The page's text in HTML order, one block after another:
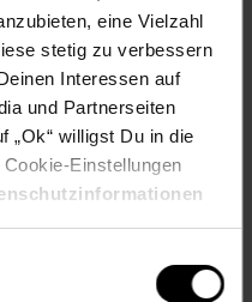
eine Vielzahl
stetig zu verbessern
Interessen auf
und Partnerseiten
„Ok“ willigst Du in die
Einstellungen
kalkhaltig